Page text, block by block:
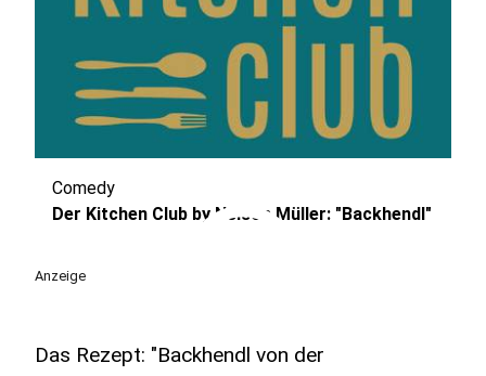
play_circle
Comedy
Der Kitchen Club by Nelson Müller: "Backhendl"
Anzeige
Das Rezept: "Backhendl von der